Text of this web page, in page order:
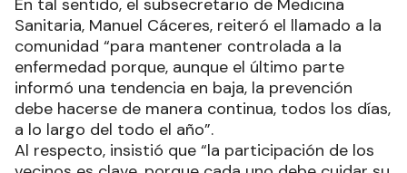
En tal sentido, el subsecretario de Medicina
Sanitaria, Manuel Cáceres, reiteró el llamado a la
comunidad “para mantener controlada a la
enfermedad porque, aunque el último parte
informó una tendencia en baja, la prevención
debe hacerse de manera continua, todos los días,
a lo largo del todo el año”.
Al respecto, insistió que “la participación de los